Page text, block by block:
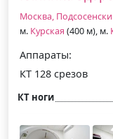
Москва,
м. Курская (400 м), м.
Аппараты:
КТ 128 срезов
КТ ноги